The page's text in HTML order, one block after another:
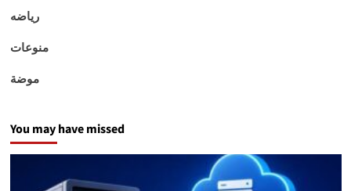
رياضه
منوعات
موضة
You may have missed